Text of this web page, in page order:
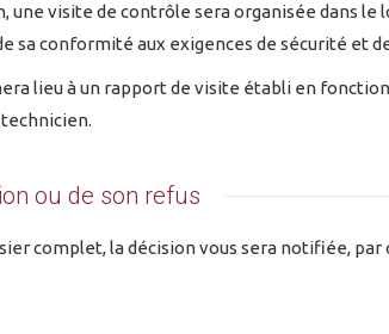
une visite de contrôle sera organisée dans le
sa conformité aux exigences de sécurité et
lieu à un rapport de visite établi en
ou de son refus
complet, la décision vous sera notifiée,